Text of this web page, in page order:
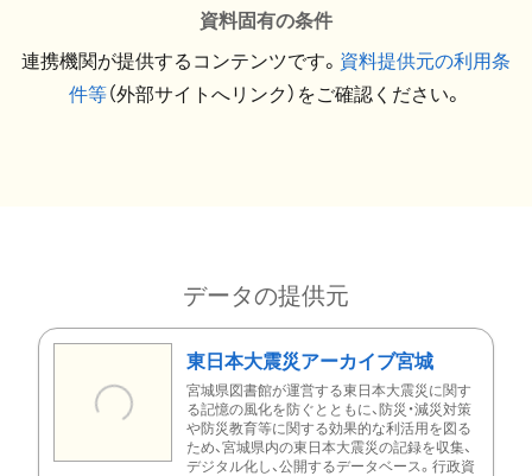
資料固有の条件
連携機関が提供するコンテンツです。 資料提供元の利用条
件等（外部サイトへリンク）をご確認ください。
データの提供元
東日本大震災アーカイブ宮城
宮城県図書館が運営する東日本大震災に関す
る記憶の風化を防ぐとともに、防災・減災対策
や防災教育等に関する効果的な利活用を図る
ため、宮城県内の東日本大震災の記録を収集、
デジタル化し、公開するデータベース。行政資